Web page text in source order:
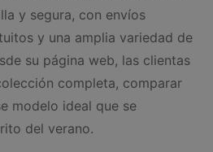
y segura, con envíos
y una amplia variedad de
su página web, las clientas
completa, comparar
modelo ideal que se
del verano.